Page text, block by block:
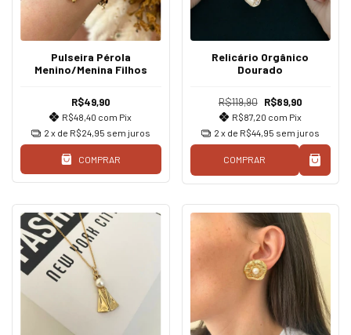
Pulseira Pérola
Menino/Menina Filhos
R$49,90
R$48,40 com Pix
2 x de R$24,95 sem juros
COMPRAR
Relicário Orgânico
Dourado
R$119,90 R$89,90
R$87,20 com Pix
2 x de R$44,95 sem juros
COMPRAR